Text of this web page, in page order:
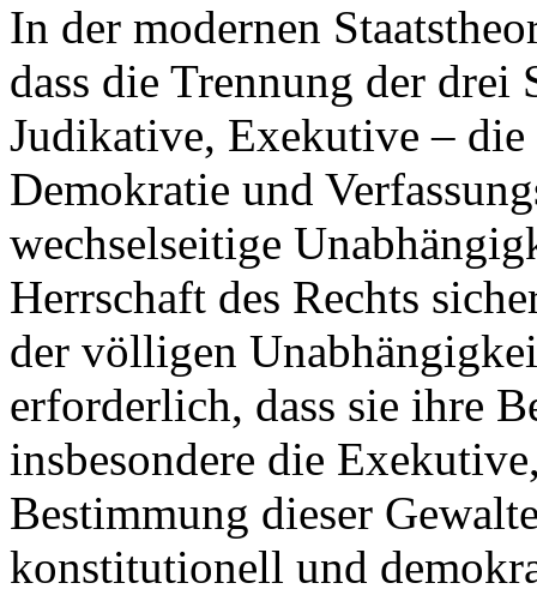
In der modernen
dass die Trennung der drei
Judikative, Exekutive –
Demokratie und
wechselseitige
Herrschaft des Rechts
der völligen
erforderlich, dass sie ihre
insbesondere die
Bestimmung dieser
konstitutionell und